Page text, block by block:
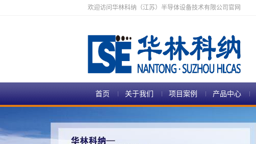
欢迎访问华林科纳（江苏）半导体设备技术有限公司官网
首页 关于我们 项目案例 产品中心